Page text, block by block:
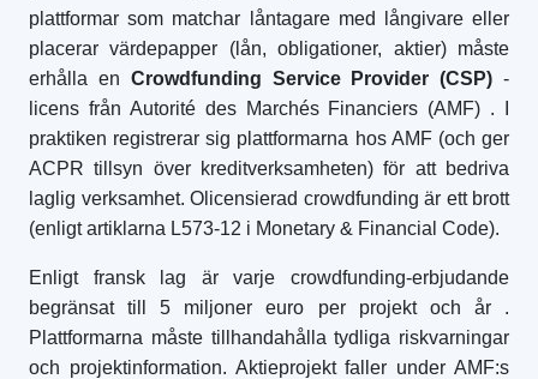
plattformar som matchar låntagare med långivare eller
placerar värdepapper (lån, obligationer, aktier) måste
erhålla en Crowdfunding Service Provider (CSP) -
licens från Autorité des Marchés Financiers (AMF) . I
praktiken registrerar sig plattformarna hos AMF (och ger
ACPR tillsyn över kreditverksamheten) för att bedriva
laglig verksamhet. Olicensierad crowdfunding är ett brott
(enligt artiklarna L573-12 i Monetary & Financial Code).
Enligt fransk lag är varje crowdfunding-erbjudande
begränsat till 5 miljoner euro per projekt och år
.
Plattformarna måste tillhandahålla tydliga riskvarningar
och projektinformation. Aktieprojekt faller under AMF:s